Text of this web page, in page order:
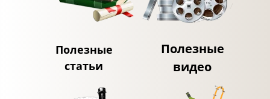
Полезные
статьи
Полезные
видео